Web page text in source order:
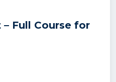
Full Course for